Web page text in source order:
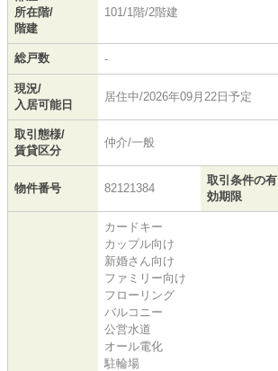
所在階/
階建
101/1階/2階建
総戸数 -
現況/
入居可能日
居住中/2026年09月22日予定
取引態様/
賃貸区分
仲介/一般
物件番号 82121384
取引条件の有
効期限
カードキー
カップル向け
新婚さん向け
ファミリー向け
フローリング
バルコニー
公営水道
オール電化
駐輪場